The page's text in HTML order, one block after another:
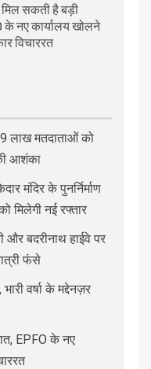
सकती है बड़ी
के नए कार्यालय खोलने
विचाररत
लाख मतदाताओं को
आशंका
मंदिर के पुनर्निर्माण
मिलेगी नई रफ्तार
और बदरीनाथ हाईवे पर
फंसे
वर्षा के मद्देनज़र
EPFO के नए